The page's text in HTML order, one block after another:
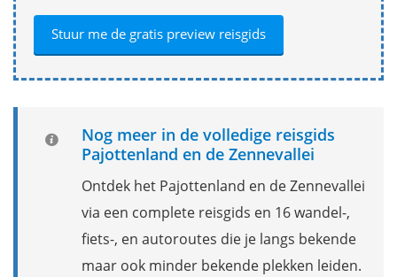
Nog meer in de volledige reisgids
Pajottenland en de Zennevallei
Ontdek het Pajottenland en de Zennevallei
via een complete reisgids en 16 wandel-,
fiets-, en autoroutes die je langs bekende
maar ook minder bekende plekken leiden.